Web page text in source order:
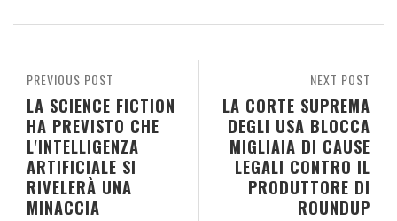
NEXT POST
LA CORTE SUPREMA
DEGLI USA BLOCCA
MIGLIAIA DI CAUSE
LEGALI CONTRO IL
PRODUTTORE DI
ROUNDUP
PREVIOUS POST
LA SCIENCE FICTION
HA PREVISTO CHE
L'INTELLIGENZA
ARTIFICIALE SI
RIVELERÀ UNA
MINACCIA